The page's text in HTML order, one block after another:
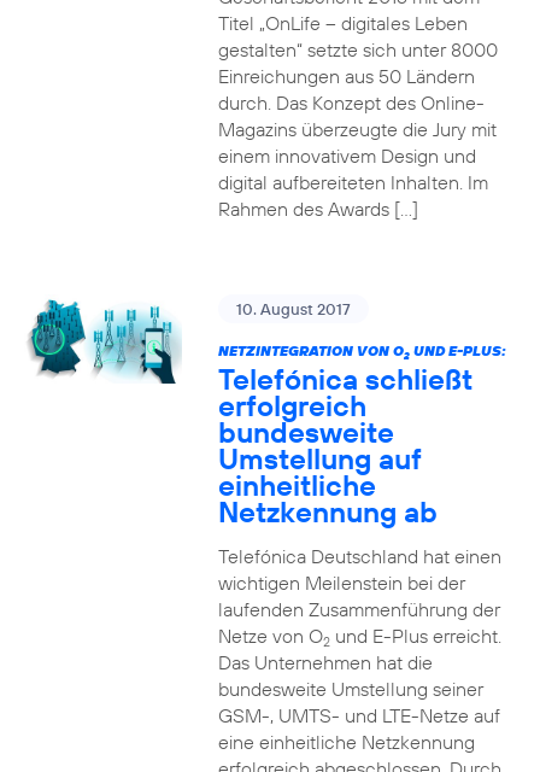
Titel „OnLife – digitales Leben
gestalten“ setzte sich unter 8000
Einreichungen aus 50 Ländern
durch. Das Konzept des Online-
Magazins überzeugte die Jury mit
einem innovativem Design und
digital aufbereiteten Inhalten. Im
Rahmen des Awards […]
10. August 2017
NETZINTEGRATION VON O2UND E-PLUS:
Telefónica schließt
erfolgreich
bundesweite
Umstellung auf
einheitliche
Netzkennung ab
Telefónica Deutschland hat einen
wichtigen Meilenstein bei der
laufenden Zusammenführung der
Netze von O2und E-Plus erreicht.
Das Unternehmen hat die
bundesweite Umstellung seiner
GSM-, UMTS- und LTE-Netze auf
eine einheitliche Netzkennung